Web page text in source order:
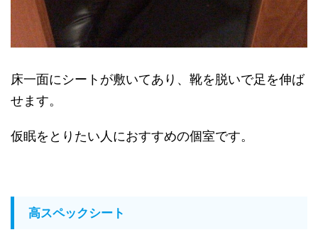
床一面にシートが敷いてあり、靴を脱いで足を伸ば
せます。
仮眠をとりたい人におすすめの個室です。
高スペックシート